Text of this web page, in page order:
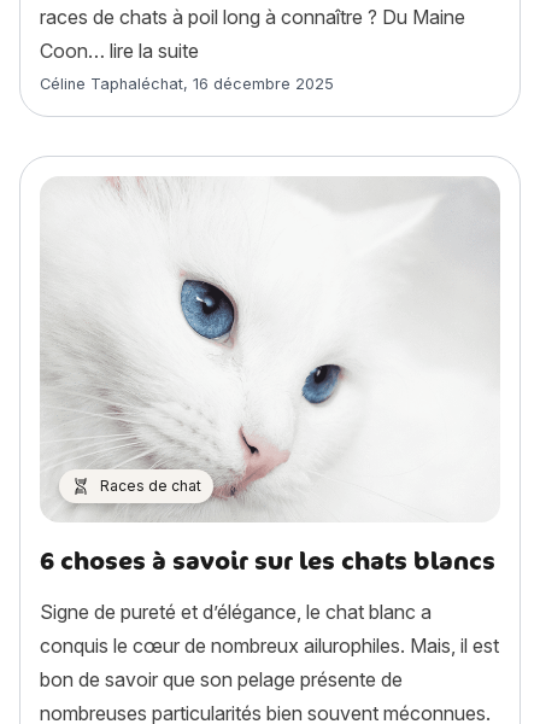
races de chats à poil long à connaître ? Du Maine
Coon… lire la suite
Article rédigé par
Céline Taphaléchat, 16 décembre 2025
Races de chat
6 choses à savoir sur les chats blancs
Signe de pureté et d’élégance, le chat blanc a
conquis le cœur de nombreux ailurophiles. Mais, il est
bon de savoir que son pelage présente de
nombreuses particularités bien souvent méconnues.